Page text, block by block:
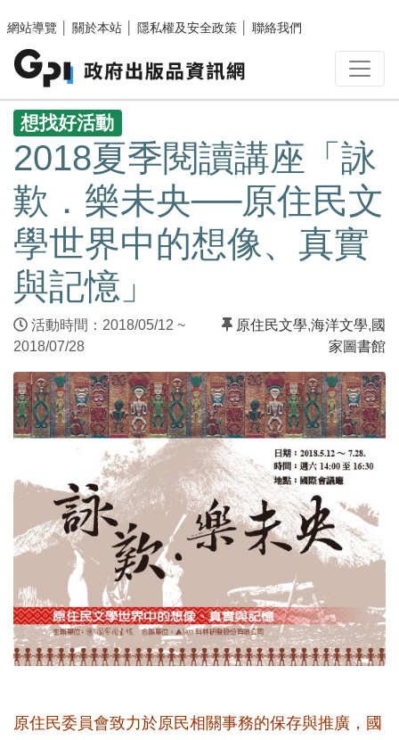
網站導覽
關於本站 隱私權及安全政策 聯絡我們
:::
想找好活動
2018夏季閱讀講座「詠
歎．樂未央──原住民文
學世界中的想像、真實
與記憶」
活動時間：2018/05/12 ~
2018/07/28
原住民文學,海洋文學,國
家圖書館
原住民委員會致力於原民相關事務的保存與推廣，國